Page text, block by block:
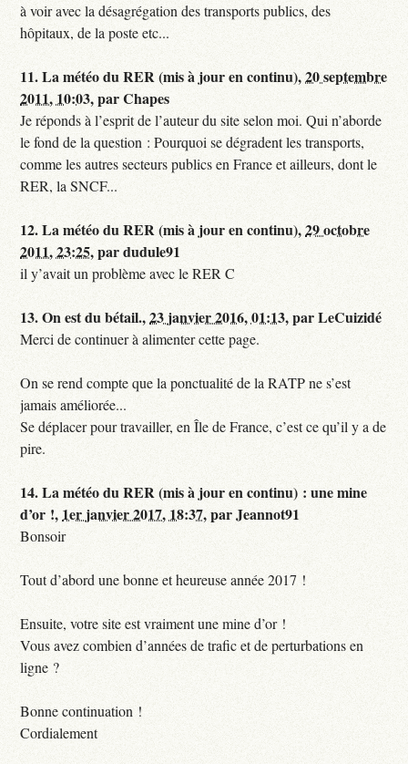
à voir avec la désagrégation des transports publics, des
hôpitaux, de la poste etc...
11.La météo du RER (mis à jour en continu),20 septembre
2011, 10:03,parChapes
Je réponds à l’esprit de l’auteur du site selon moi. Qui n’aborde
le fond de la question : Pourquoi se dégradent les transports,
comme les autres secteurs publics en France et ailleurs, dont le
RER, la SNCF...
12.La météo du RER (mis à jour en continu),29 octobre
2011, 23:25,pardudule91
il y’avait un problème avec le RER C
13.On est du bétail.,23 janvier 2016, 01:13,parLeCuizidé
Merci de continuer à alimenter cette page.
On se rend compte que la ponctualité de la RATP ne s’est
jamais améliorée...
Se déplacer pour travailler, en Île de France, c’est ce qu’il y a de
pire.
14.La météo du RER (mis à jour en continu) : une mine
d’or !, 1er janvier 2017, 18:37,parJeannot91
Bonsoir
Tout d’abord une bonne et heureuse année 2017 !
Ensuite, votre site est vraiment une mine d’or !
Vous avez combien d’années de trafic et de perturbations en
ligne ?
Bonne continuation !
Cordialement